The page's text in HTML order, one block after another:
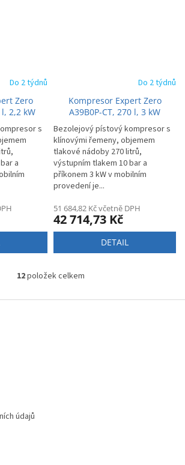
Do 2 týdnů
Zero
l, 2,2 kW
s
a
Do 2 týdnů
Kompresor Expert Zero
A39B0P-CT, 270 l, 3 kW
Bezolejový pístový kompresor s
klínovými řemeny, objemem
tlakové nádoby 270 litrů,
výstupním tlakem 10 bar a
příkonem 3 kW v mobilním
provedení je...
51 684,82 Kč včetně DPH
42 714,73 Kč
DETAIL
O
l
12položek celkem
údajů